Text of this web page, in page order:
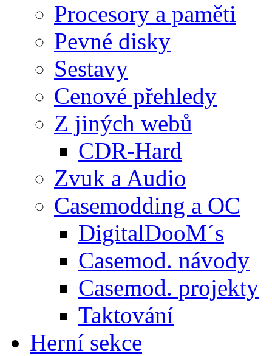
Procesory a paměti
Pevné disky
Sestavy
Cenové přehledy
Z jiných webů
CDR-Hard
Zvuk a Audio
Casemodding a OC
DigitalDooM´s
Casemod. návody
Casemod. projekty
Taktování
Herní sekce